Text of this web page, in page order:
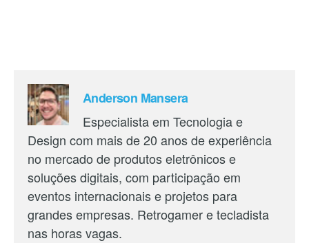
Anderson Mansera
Especialista em Tecnologia e
Design com mais de 20 anos de experiência
no mercado de produtos eletrônicos e
soluções digitais, com participação em
eventos internacionais e projetos para
grandes empresas. Retrogamer e tecladista
nas horas vagas.